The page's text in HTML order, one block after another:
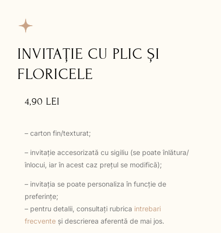
INVITAȚIE CU PLIC ȘI
FLORICELE
4,90 LEI
– carton fin/texturat;
– invitație accesorizată cu sigiliu (se poate înlătura/
înlocui, iar în acest caz prețul se modifică);
– invitația se poate personaliza în funcție de
preferințe;
– pentru detalii, consultați rubrica intrebari
frecvente și descrierea aferentă de mai jos.